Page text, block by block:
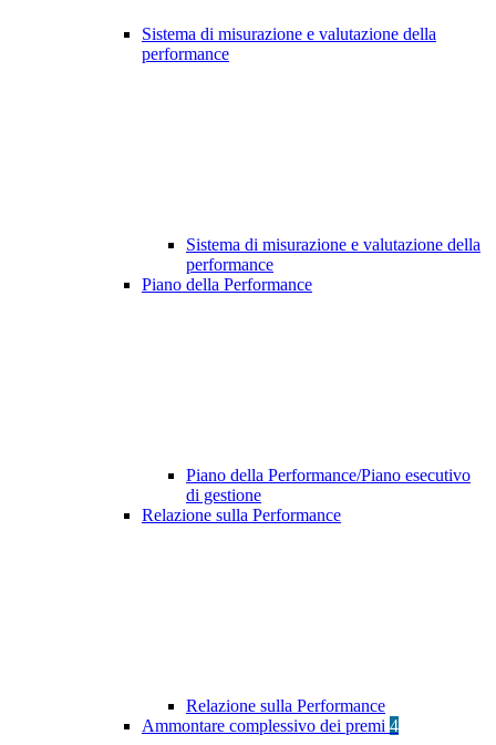
Sistema di misurazione e valutazione della
performance
Sistema di misurazione e valutazione della
performance
Piano della Performance
Piano della Performance/Piano esecutivo
di gestione
Relazione sulla Performance
Relazione sulla Performance
Ammontare complessivo dei premi 4